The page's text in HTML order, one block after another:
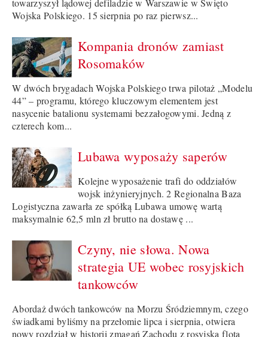
towarzyszył lądowej defiladzie w Warszawie w Święto
Wojska Polskiego. 15 sierpnia po raz pierwsz...
Kompania dronów zamiast
Rosomaków
W dwóch brygadach Wojska Polskiego trwa pilotaż „Modelu
44” – programu, którego kluczowym elementem jest
nasycenie batalionu systemami bezzałogowymi. Jedną z
czterech kom...
Lubawa wyposaży saperów
Kolejne wyposażenie trafi do oddziałów
wojsk inżynieryjnych. 2 Regionalna Baza
Logistyczna zawarła ze spółką Lubawa umowę wartą
maksymalnie 62,5 mln zł brutto na dostawę ...
Czyny, nie słowa. Nowa
strategia UE wobec rosyjskich
tankowców
Abordaż dwóch tankowców na Morzu Śródziemnym, czego
świadkami byliśmy na przełomie lipca i sierpnia, otwiera
nowy rozdział w historii zmagań Zachodu z rosyjską flotą